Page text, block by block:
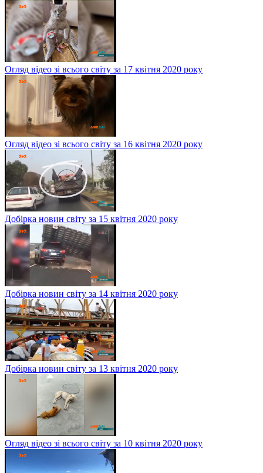
Огляд відео зі всього світу за 17 квітня 2020 року
Огляд відео зі всього світу за 16 квітня 2020 року
Добірка новин світу за 15 квітня 2020 року
Добірка новин світу за 14 квітня 2020 року
Добірка новин світу за 13 квітня 2020 року
Огляд відео зі всього світу за 10 квітня 2020 року